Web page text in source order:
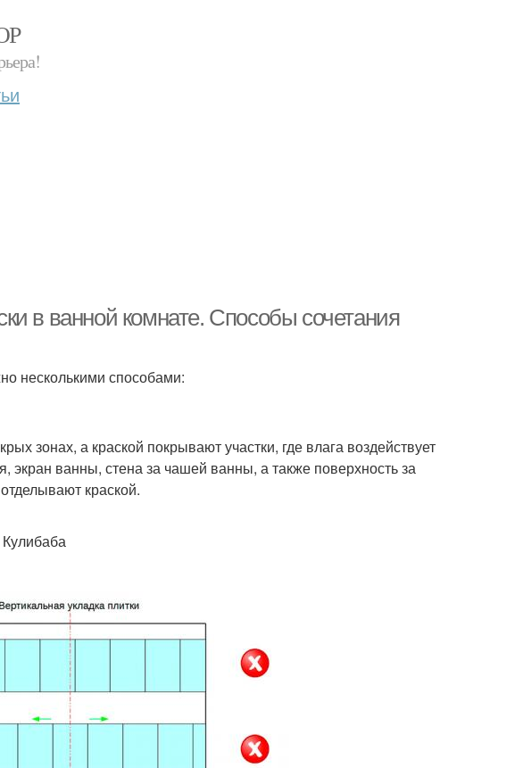
в ванной комнате. Способы сочетания
несколькими способами:
зонах, а краской покрывают участки, где влага воздействует
ванны, стена за чашей ванны, а также поверхность за
краской.